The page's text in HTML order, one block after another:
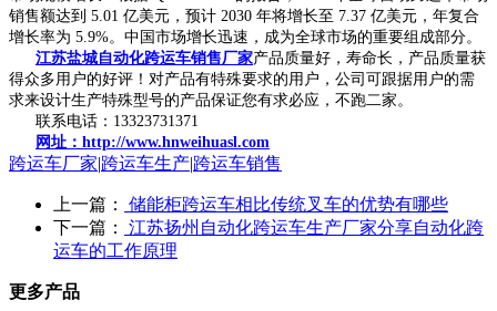
销售额达到 5.01 亿美元，预计 2030 年将增长至 7.37 亿美元，年复合
增长率为 5.9%。中国市场增长迅速，成为全球市场的重要组成部分。
江苏盐城自动化跨运车销售厂家产品质量好，寿命长，产品质量获
得众多用户的好评！对产品有特殊要求的用户，公司可跟据用户的需
求来设计生产特殊型号的产品保证您有求必应，不跑二家。
联系电话：13323731371
网址：http://www.hnweihuasl.com
跨运车厂家|跨运车生产|跨运车销售
上一篇：
储能柜跨运车相比传统叉车的优势有哪些
下一篇：
江苏扬州自动化跨运车生产厂家分享自动化跨
运车的工作原理
更多产品